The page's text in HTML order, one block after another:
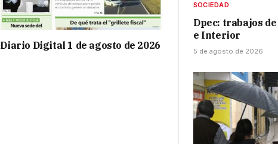
Diario Digital 1 de agosto de 2026
SOCIEDAD
Dpec: trabajos
e Interior
5 de agosto de 2026